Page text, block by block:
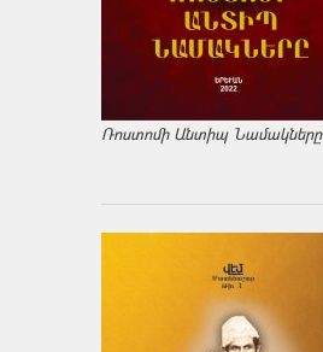
Ռոստոմի Անտիպ Նամակները